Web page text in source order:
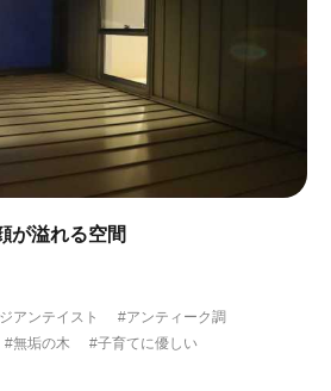
が溢れる空間
アンテイスト
#アンティーク調
#無垢の木
#子育てに優しい